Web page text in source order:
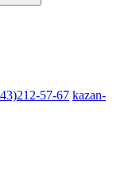
57-67 kazan-